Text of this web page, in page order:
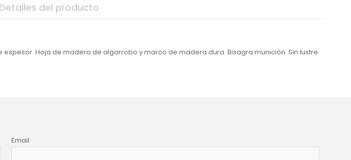
Detalles del producto
Hoja de madera de algarrobo y marco de madera dura. Bisagra munición. Sin lustre.
Email